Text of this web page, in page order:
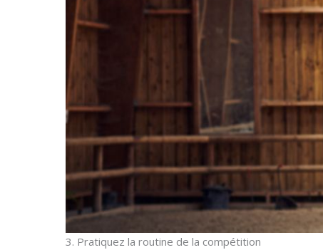
3. Pratiquez la routine de la compétition